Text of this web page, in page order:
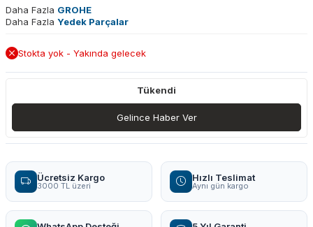
Daha Fazla GROHE
Daha Fazla Yedek Parçalar
Stokta yok - Yakında gelecek
Tükendi
Gelince Haber Ver
Ücretsiz Kargo
3000 TL üzeri
Hızlı Teslimat
Aynı gün kargo